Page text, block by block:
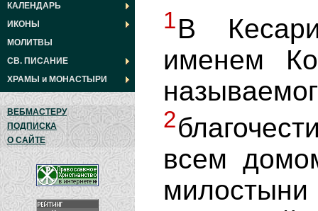
КАЛЕНДАРЬ
ИКОНЫ
МОЛИТВЫ
СВ. ПИСАНИЕ
ХРАМЫ и МОНАСТЫРИ
ВЕБМАСТЕРУ
ПОДПИСКА
О САЙТЕ
1В
именем
2
всем